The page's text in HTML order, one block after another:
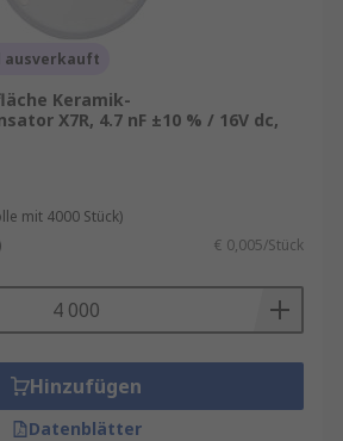
ausverkauft
Keramik-
X7R, 4.7 nF ±10 % / 16V dc,
mit 4000 Stück)
€ 0,005/Stück
Hinzufügen
Datenblätter